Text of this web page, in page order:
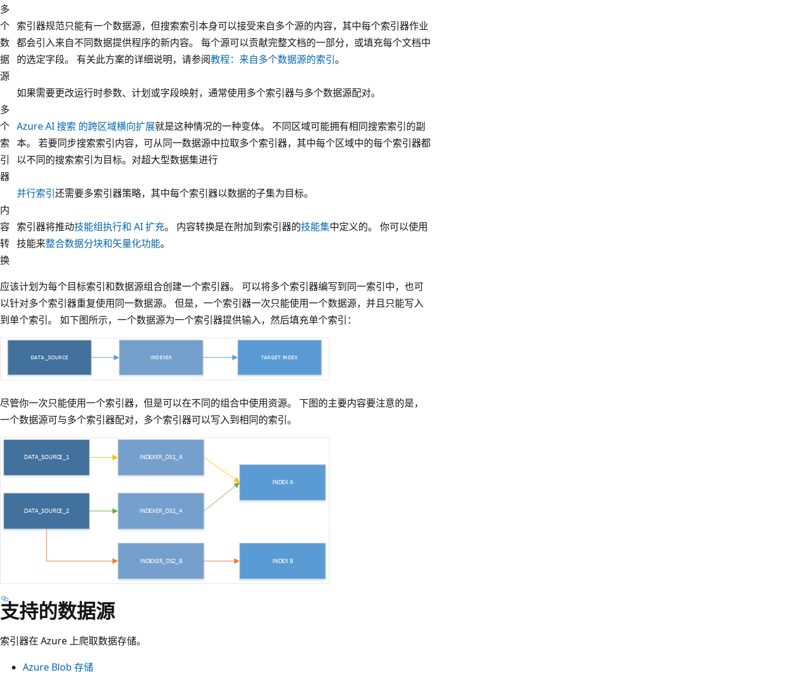
多
个
数
据
源
索引器规范只能有一个数据源，但搜索索引本身可以接受来自多个源的内容，其中每个索引器作业
都会引入来自不同数据提供程序的新内容。 每个源可以贡献完整文档的一部分，或填充每个文档中
的选定字段。 有关此方案的详细说明，请参阅教程：来自多个数据源的索引。
多
个
索
引
器
如果需要更改运行时参数、计划或字段映射，通常使用多个索引器与多个数据源配对。
Azure AI 搜索 的跨区域横向扩展就是这种情况的一种变体。 不同区域可能拥有相同搜索索引的副
本。 若要同步搜索索引内容，可从同一数据源中拉取多个索引器，其中每个区域中的每个索引器都
以不同的搜索索引为目标。对超大型数据集进行
并行索引还需要多索引器策略，其中每个索引器以数据的子集为目标。
内
容
转
换
索引器将推动技能组执行和 AI 扩充。 内容转换是在附加到索引器的技能集中定义的。 你可以使用
技能来整合数据分块和矢量化功能。
应该计划为每个目标索引和数据源组合创建一个索引器。 可以将多个索引器编写到同一索引中，也可
以针对多个索引器重复使用同一数据源。 但是，一个索引器一次只能使用一个数据源，并且只能写入
到单个索引。 如下图所示，一个数据源为一个索引器提供输入，然后填充单个索引：
尽管你一次只能使用一个索引器，但是可以在不同的组合中使用资源。 下图的主要内容要注意的是，
一个数据源可与多个索引器配对，多个索引器可以写入到相同的索引。
支持的数据源
索引器在 Azure 上爬取数据存储。
Azure Blob 存储